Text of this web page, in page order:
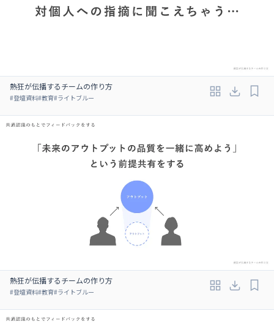
熱狂が伝播するチームの作り方
#登壇資料#教育#ライトブルー
熱狂が伝播するチームの作り方
#登壇資料#教育#ライトブルー